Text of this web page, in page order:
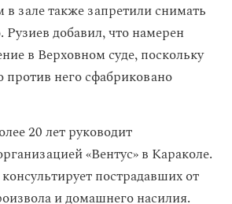
зале также запретили снимать
Рузиев добавил, что намерен
в Верховном суде, поскольку
против него сфабриковано
20 лет руководит
«Вентус» в Караколе.
пострадавших от
и домашнего насилия.